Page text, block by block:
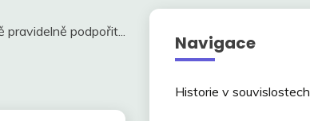
pravidelně podpořit...
Navigace
Historie v souvislostech